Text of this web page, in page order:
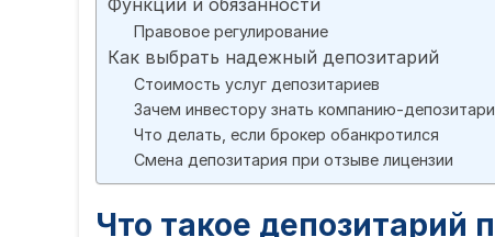
Функции и обязанности
Правовое регулирование
Как выбрать надежный депозитарий
Стоимость услуг депозитариев
Зачем инвестору знать компанию-
Что делать, если брокер обанкротился
Смена депозитария при отзыве лицензии
Что такое депозитарий